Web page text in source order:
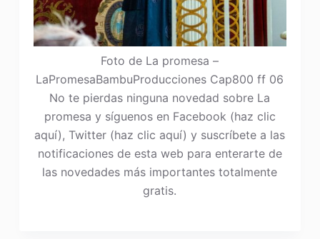
Foto de La promesa –
LaPromesaBambuProducciones Cap800 ff 06
No te pierdas ninguna novedad sobre La
promesa y síguenos en Facebook (haz clic
aquí), Twitter (haz clic aquí) y suscríbete a las
notificaciones de esta web para enterarte de
las novedades más importantes totalmente
gratis.